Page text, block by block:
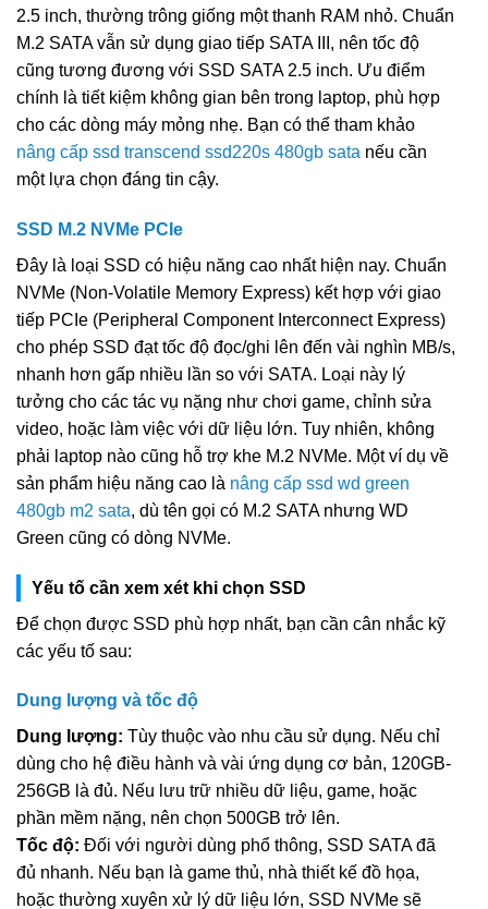
2.5 inch, thường trông giống một thanh RAM nhỏ. Chuẩn
M.2 SATA vẫn sử dụng giao tiếp SATA III, nên tốc độ
cũng tương đương với SSD SATA 2.5 inch. Ưu điểm
chính là tiết kiệm không gian bên trong laptop, phù hợp
cho các dòng máy mỏng nhẹ. Bạn có thể tham khảo
nâng cấp ssd transcend ssd220s 480gb sata nếu cần
một lựa chọn đáng tin cậy.
SSD M.2 NVMe PCIe
Đây là loại SSD có hiệu năng cao nhất hiện nay. Chuẩn
NVMe (Non-Volatile Memory Express) kết hợp với giao
tiếp PCIe (Peripheral Component Interconnect Express)
cho phép SSD đạt tốc độ đọc/ghi lên đến vài nghìn MB/s,
nhanh hơn gấp nhiều lần so với SATA. Loại này lý
tưởng cho các tác vụ nặng như chơi game, chỉnh sửa
video, hoặc làm việc với dữ liệu lớn. Tuy nhiên, không
phải laptop nào cũng hỗ trợ khe M.2 NVMe. Một ví dụ về
sản phẩm hiệu năng cao là nâng cấp ssd wd green
480gb m2 sata, dù tên gọi có M.2 SATA nhưng WD
Green cũng có dòng NVMe.
Yếu tố cần xem xét khi chọn SSD
Để chọn được SSD phù hợp nhất, bạn cần cân nhắc kỹ
các yếu tố sau:
Dung lượng và tốc độ
Dung lượng: Tùy thuộc vào nhu cầu sử dụng. Nếu chỉ
dùng cho hệ điều hành và vài ứng dụng cơ bản, 120GB-
256GB là đủ. Nếu lưu trữ nhiều dữ liệu, game, hoặc
phần mềm nặng, nên chọn 500GB trở lên.
Tốc độ: Đối với người dùng phổ thông, SSD SATA đã
đủ nhanh. Nếu bạn là game thủ, nhà thiết kế đồ họa,
hoặc thường xuyên xử lý dữ liệu lớn, SSD NVMe sẽ